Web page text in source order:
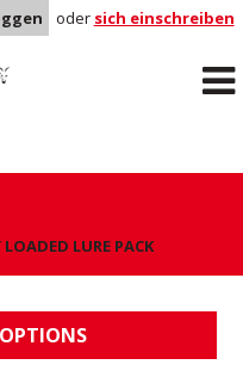
oder sich einschreiben
LURE PACK
SPIKEY LOADED